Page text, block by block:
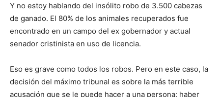
Y no estoy hablando del insólito robo de 3.500 cabezas
de ganado. El 80% de los animales recuperados fue
encontrado en un campo del ex gobernador y actual
senador cristinista en uso de licencia.
Eso es grave como todos los robos. Pero en este caso, la
decisión del máximo tribunal es sobre la más terrible
acusación que se le puede hacer a una persona: haber